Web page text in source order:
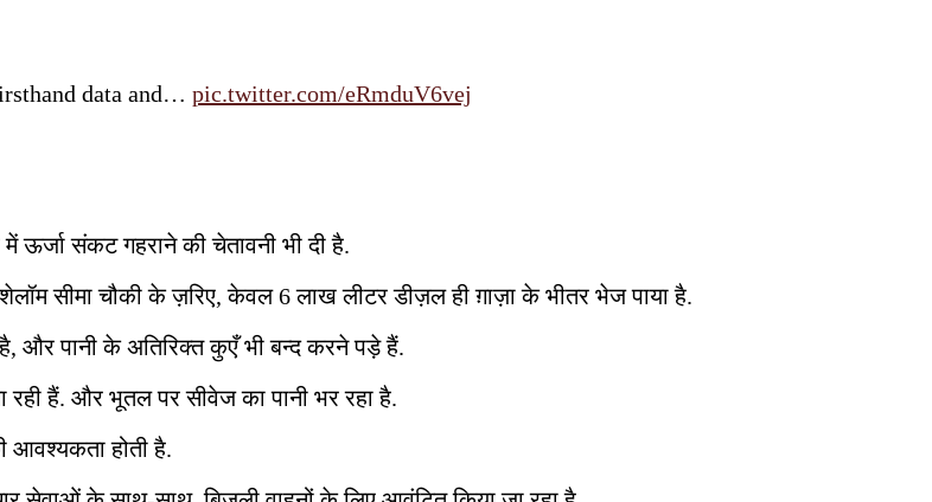
data and… pic.twitter.com/eRmduV6vej
संकट गहराने की चेतावनी भी दी है.
सीमा चौकी के ज़रिए, केवल 6 लाख लीटर डीज़ल ही ग़ाज़ा के भीतर भेज पाया है.
और पानी के अतिरिक्त कुएँ भी बन्द करने पड़े हैं.
रही हैं. और भूतल पर सीवेज का पानी भर रहा है.
आवश्यकता होती है.